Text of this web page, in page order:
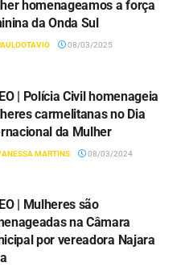
homenageamos a força
da Onda Sul
08/03/2025
| Polícia Civil homenageia
carmelitanas no Dia
da Mulher
MARTINS 08/03/2024
| Mulheres são
na Câmara
por vereadora Najara